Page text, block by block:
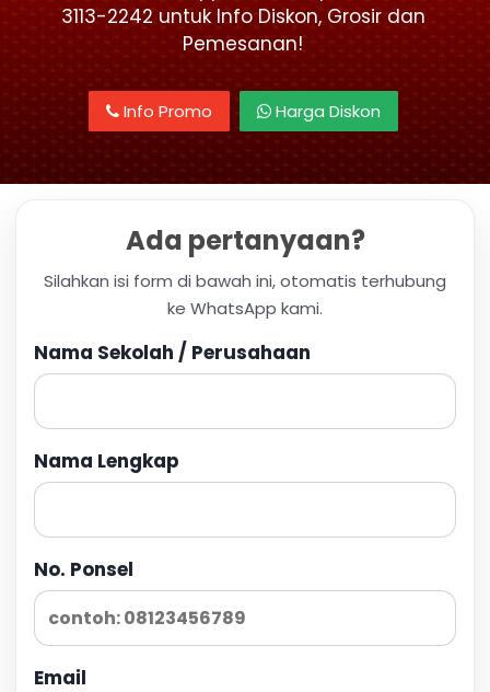
3113-2242 untuk Info Diskon, Grosir dan
Pemesanan!
Info Promo Harga Diskon
Ada pertanyaan?
Silahkan isi form di bawah ini, otomatis terhubung
ke WhatsApp kami.
Nama Sekolah / Perusahaan
Nama Lengkap
No. Ponsel
Email